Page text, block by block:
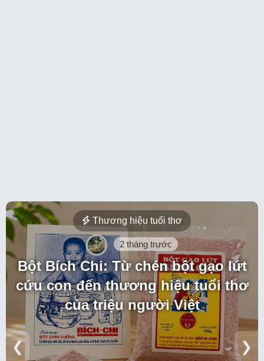
Thương hiệu tuổi thơ
2 tháng trước
Bột Bích Chi: Từ chén bột gạo lứt
cứu con đến thương hiệu tuổi thơ
của triệu người Việt
❮ ❯